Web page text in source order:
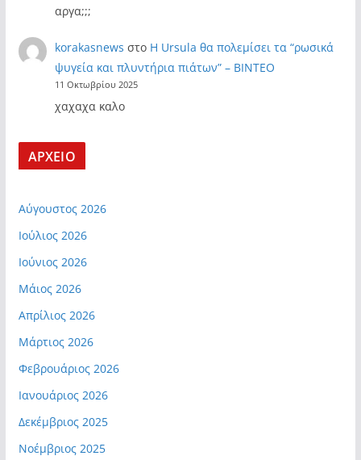
αργα;;;
korakasnews στο Η Ursula θα πολεμίσει τα “ρωσικά
ψυγεία και πλυντήρια πιάτων” – ΒΙΝΤΕΟ
11 Οκτωβρίου 2025
χαχαχα καλο
ΑΡΧΕΙΟ
Αύγουστος 2026
Ιούλιος 2026
Ιούνιος 2026
Μάιος 2026
Απρίλιος 2026
Μάρτιος 2026
Φεβρουάριος 2026
Ιανουάριος 2026
Δεκέμβριος 2025
Νοέμβριος 2025